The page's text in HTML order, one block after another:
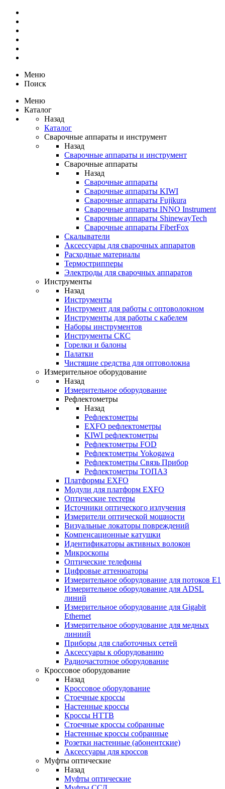
Меню
Поиск
Меню
Каталог
Назад
Каталог
Сварочные аппараты и инструмент
Назад
Сварочные аппараты и инструмент
Сварочные аппараты
Назад
Сварочные аппараты
Сварочные аппараты KIWI
Сварочные аппараты Fujikura
Сварочные аппараты INNO Instrument
Сварочные аппараты ShinewayTech
Cварочные аппараты FiberFox
Скалыватели
Аксессуары для сварочных аппаратов
Расходные материалы
Термострипперы
Электроды для сварочных аппаратов
Инструменты
Назад
Инструменты
Инструмент для работы с оптоволокном
Инструменты для работы с кабелем
Наборы инструментов
Инструменты СКС
Горелки и балоны
Палатки
Чистящие средства для оптоволокна
Измерительное оборудование
Назад
Измерительное оборудование
Рефлектометры
Назад
Рефлектометры
EXFO рефлектометры
KIWI рефлектометры
Рефлектометры FOD
Рефлектометры Yokogawa
Рефлектометры Связь Прибор
Рефлектометры ТОПАЗ
Платформы EXFO
Модули для платформ EXFO
Оптические тестеры
Источники оптического излучения
Измерители оптической мощности
Визуальные локаторы повреждений
Компенсационные катушки
Идентификаторы активных волокон
Микроскопы
Оптические телефоны
Цифровые аттенюаторы
Измерительное оборудование для потоков Е1
Измерительное оборудование для ADSL
линий
Измерительное оборудование для Gigabit
Ethernet
Измерительное оборудование для медных
линиий
Приборы для слаботочных сетей
Аксессуары к оборудованию
Радиочастотное оборудование
Кроссовое оборудование
Назад
Кроссовое оборудование
Стоечные кроссы
Настенные кроссы
Кроссы HTTB
Стоечные кроссы собранные
Настенные кроссы собранные
Розетки настенные (абонентские)
Аксессуары для кроссов
Муфты оптические
Назад
Муфты оптические